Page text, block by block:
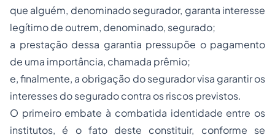
que alguém, denominado segurador, garanta interesse
legítimo de outrem, denominado, segurado;
a prestação dessa garantia pressupõe o pagamento
de uma importância, chamada prêmio;
e, finalmente, a obrigação do segurador visa garantir os
interesses do segurado contra os riscos previstos.
O primeiro embate à combatida identidade entre os
institutos, é o fato deste constituir, conforme se